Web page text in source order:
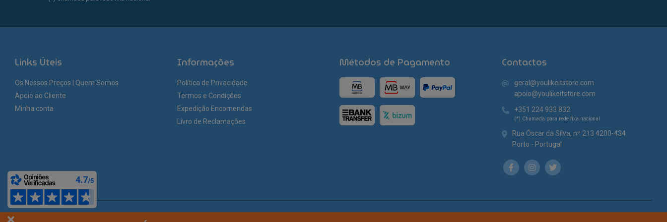
Links Úteis
Os Nossos Preços | Quem Somos
Apoio ao Cliente
Minha conta
Informações
Política de Privacidade
Termos e Condições
Expedição Encomendas
Livro de Reclamações
Métodos de Pagamento Contactos
geral@youlikeitstore.com
apoio@youlikeitstore.com
+351 224 933 832
(*) Chamada para rede fixa nacional
Rua Óscar da Silva, nº 213 4200-434
Porto - Portugal
© You Like It 2026 - Todos os direitos reservados. Loja online by